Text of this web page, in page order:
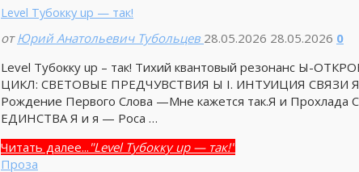
Level Тубокку up — так!
от Юрий Анатольевич Тубольцев 28.05.2026 28.05.2026 0
Level Тубокку up – так! Тихий квантовый резонанс Ы-
ЦИКЛ: СВЕТОВЫЕ ПРЕДЧУВСТВИЯ Ы I. ИНТУИЦИЯ СВЯЗИ Я
Рождение Первого Слова —Мне кажется так.Я и
ЕДИНСТВА Я и я — Роса …
Читать далее... "Level Тубокку up — так!"
Проза